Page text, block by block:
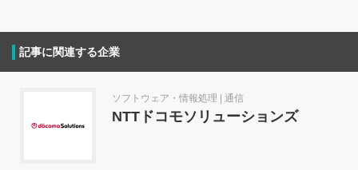
記事に関連する企業
ソフトウェア・情報処理 | 通信
NTTドコモソリューションズ